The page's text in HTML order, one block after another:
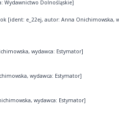
Wydawnictwo Dolnośląskie]
[ident: e_22ej, autor: Anna Onichimowska,
wydawca: Estymator]
wydawca: Estymator]
wydawca: Estymator]